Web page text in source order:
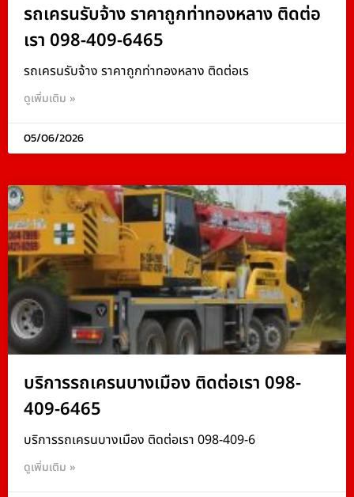
รถเครนรับจ้าง ราคาถูกท่าทองหลาง ติดต่อ
เรา 098-409-6465
รถเครนรับจ้าง ราคาถูกท่าทองหลาง ติดต่อเร
ดูเพิ่มเติม »
05/06/2026
บริการรถเครนบางเมือง ติดต่อเรา 098-
409-6465
บริการรถเครนบางเมือง ติดต่อเรา 098-409-6
ดูเพิ่มเติม »